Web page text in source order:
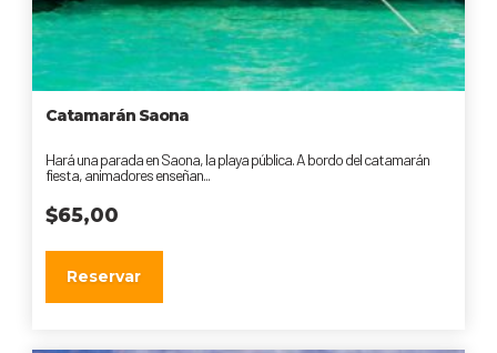
Catamarán Saona
Hará una parada en Saona, la playa pública. A bordo del catamarán
fiesta, animadores enseñan...
$65,00
Reservar